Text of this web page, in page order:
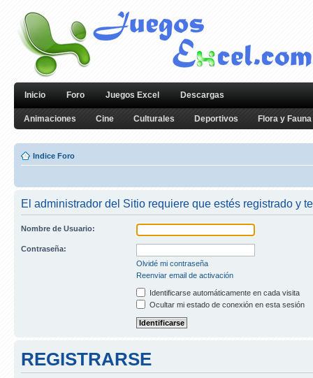
Inicio Foro Juegos Excel Descargas
Animaciones Cine Culturales Deportivos Flora y Fauna
Indice Foro
El administrador del Sitio requiere que estés registrado y
Nombre de Usuario:
Contraseña:
Olvidé mi contraseña
Reenviar email de activación
Identificarse automáticamente en cada visita
Ocultar mi estado de conexión en esta sesión
REGISTRARSE